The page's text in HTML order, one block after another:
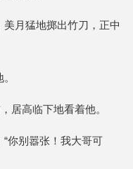
月猛地掷出竹刀，正中
居高临下地看着他。
你别嚣张！我大哥可